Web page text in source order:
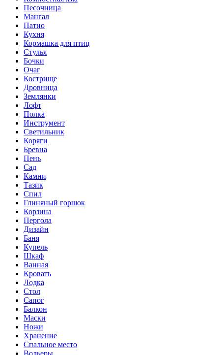
Песочница
Мангал
Патио
Кухня
Кормашка для птиц
Стулья
Бочки
Очаг
Кострище
Дровница
Землянки
Лофт
Полка
Инструмент
Светильник
Коряги
Бревна
Пень
Сад
Камни
Тазик
Спил
Глиняный горшок
Корзина
Пергола
Дизайн
Баня
Купель
Шкаф
Ванная
Кровать
Лодка
Стол
Сапог
Балкон
Маски
Ножи
Хранение
Спальное место